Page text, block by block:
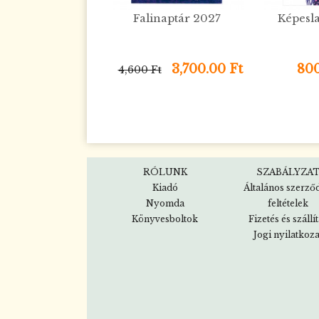
Falinaptár 2027
4,600 Ft 3,700.00 Ft
RÓLUNK
Kiadó
Nyomda
Könyvesboltok
Általános
feltételek
Fizetés és
Jogi